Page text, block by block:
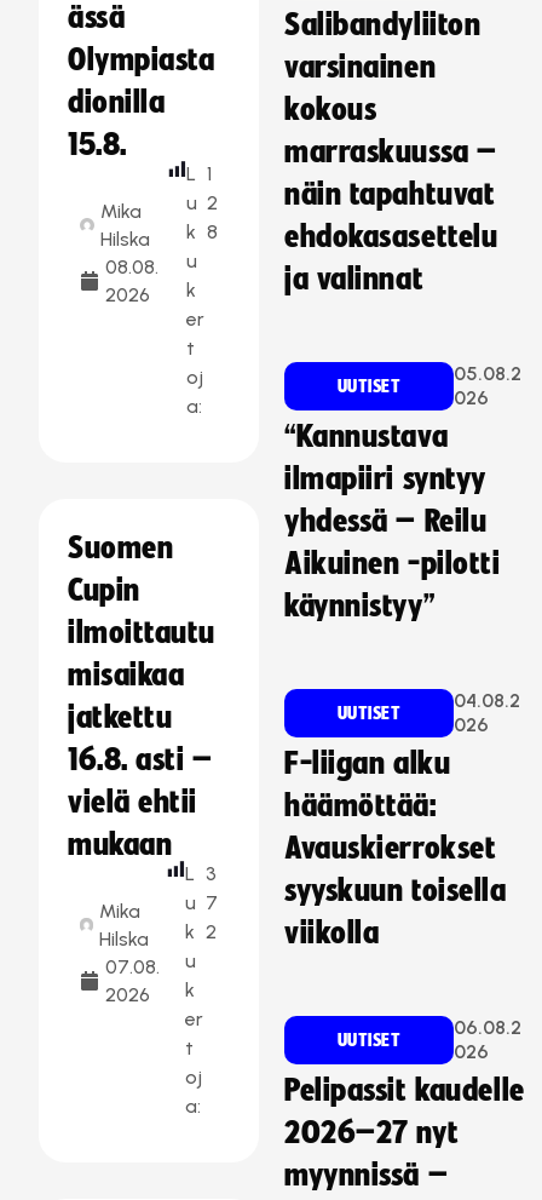
ässä
Olympiasta
dionilla
15.8.
Mika
Hilska
08.08.
2026
L
u
k
u
k
er
t
oj
a:
1
2
8
Suomen
Cupin
ilmoittautu
misaikaa
jatkettu
16.8. asti –
vielä ehtii
mukaan
Mika
Hilska
07.08.
2026
L
u
k
u
k
er
t
oj
a:
3
7
2
Salibandyliiton
varsinainen
kokous
marraskuussa –
näin tapahtuvat
ehdokasasettelu
ja valinnat
UUTISET
05.08.2
026
“Kannustava
ilmapiiri syntyy
yhdessä – Reilu
Aikuinen -pilotti
käynnistyy”
UUTISET
04.08.2
026
F-liigan alku
häämöttää:
Avauskierrokset
syyskuun toisella
viikolla
UUTISET
06.08.2
026
Pelipassit kaudelle
2026–27 nyt
myynnissä –